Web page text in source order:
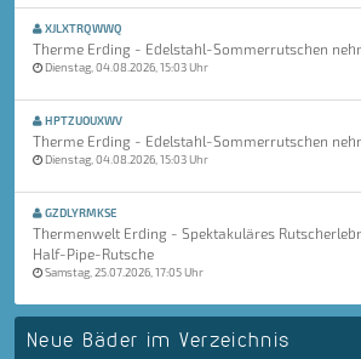
XJLXTRQWWQ
Therme Erding - Edelstahl-Sommerrutschen
Dienstag, 04.08.2026, 15:03 Uhr
HPTZUOUXWV
Therme Erding - Edelstahl-Sommerrutschen
Dienstag, 04.08.2026, 15:03 Uhr
GZDLYRMKSE
Thermenwelt Erding - Spektakuläres
Half-Pipe-Rutsche
Samstag, 25.07.2026, 17:05 Uhr
Neue Bäder im Verzeichnis